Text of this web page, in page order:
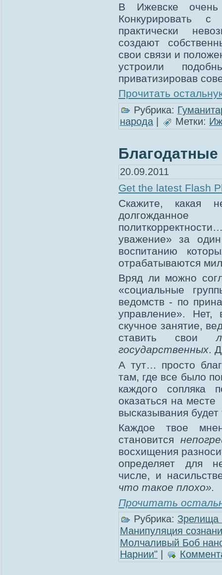
В Ижевске
Конкурировать
практически
создают
свои связи и
устроили
приватизировав
Прочитать
Рубрика:
народа
Метки:
Благодатные
20.09.2011
Get the latest Flash
Скажите, какая
уважение» за
воспитанию
отрабатываются
Вряд ли можно
«социальные
ведомств - по
управление». Нет,
скучное занятие,
ставить свои
государственных.
А тут… просто
там, где все было
каждого сопляка
оказаться на
высказывания
Каждое твое
становится
восхищения
определяет для
числе, и
что такое плохо».
Прочитать
Рубрика: Зрелища
Манипуляция
Молчаливый Боб
Нарнии"